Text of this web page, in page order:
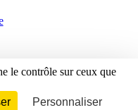
le contrôle sur ceux que
Personnaliser